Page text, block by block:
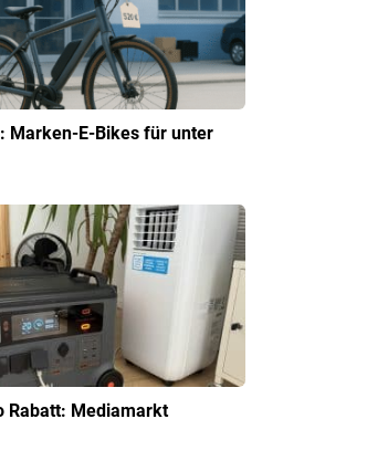
Marken-E-Bikes für unter
Rabatt: Mediamarkt